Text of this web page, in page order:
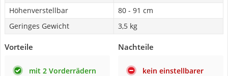
Höhenverstellbar
80 - 91 cm
Geringes Gewicht
3,5 kg
Vorteile
mit 2 Vorderrädern
Nachteile
kein einstellbarer